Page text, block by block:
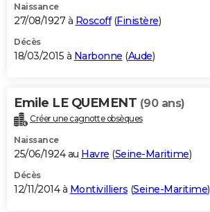
Naissance
27/08/1927 à Roscoff(Finistère)
Décès
18/03/2015 à Narbonne (Aude)
Emile LE QUEMENT (90 ans)
Créer une cagnotte obsèques
Naissance
25/06/1924 au Havre (Seine-Maritime)
Décès
12/11/2014 à Montivilliers (Seine-Maritime)